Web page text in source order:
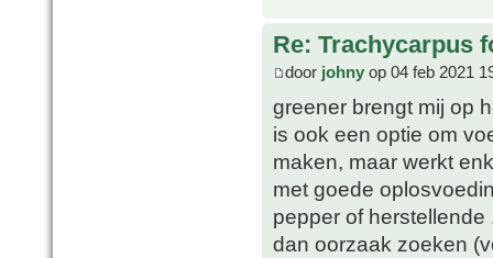
Re: Trachycarpus
door johny op 04 feb 2021
greener brengt mij op
is ook een optie om
maken, maar werkt
met goede
pepper of herstellende
dan oorzaak zoeken